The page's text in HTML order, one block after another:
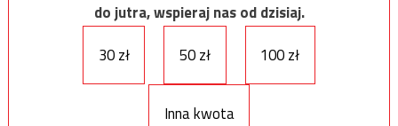
do jutra, wspieraj nas od dzisiaj.
30 zł
50 zł 100 zł
Inna kwota